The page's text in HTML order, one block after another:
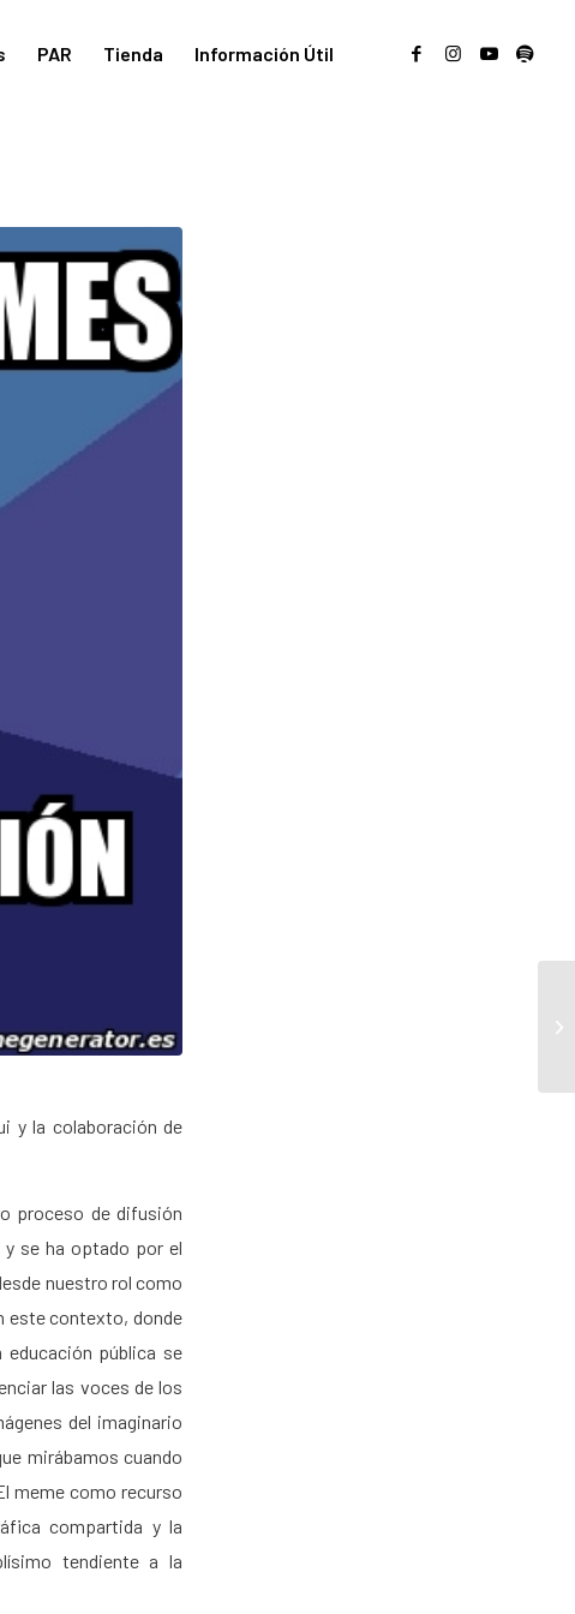
PAR Tienda Información Útil
y la colaboración de
proceso de difusión
se ha optado por el
nuestro rol como
este contexto, donde
pública se
las voces de los
del imaginario
mirábamos cuando
meme como recurso
compartida y la
tendiente a la